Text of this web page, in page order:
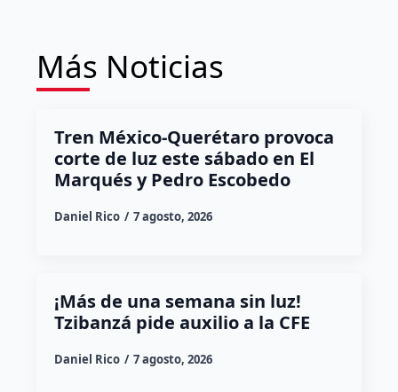
Más Noticias
Tren México-Querétaro provoca
corte de luz este sábado en El
Marqués y Pedro Escobedo
Daniel Rico 7 agosto, 2026
¡Más de una semana sin luz!
Tzibanzá pide auxilio a la CFE
Daniel Rico 7 agosto, 2026